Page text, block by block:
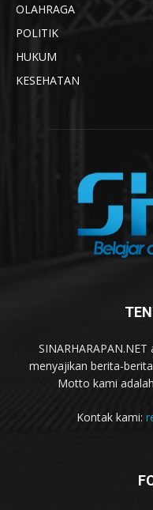
OLAHRAGA
POLITIK
HUKUM
KESEHATAN
menyajikan berita-
Motto kami
Kontak kami: